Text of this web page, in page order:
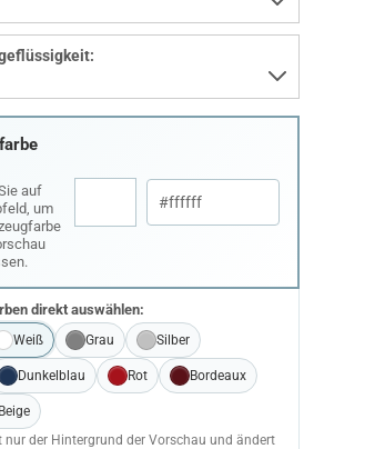
auf
um
direkt auswählen:
Weiß Grau Silber
Dunkelblau Rot Bordeaux
nur der Hintergrund der Vorschau und ändert